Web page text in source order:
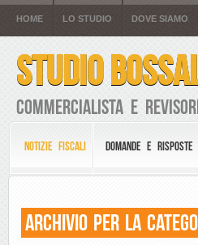
HOME LO STUDIO DOVE SIAMO
STUDIO
Commercialista e
NOTIZIE FISCALI DOMANDE E RISPOSTE
Archivio per la